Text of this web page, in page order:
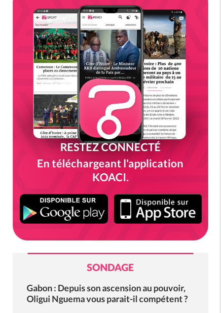
RESTEZ CONNECTÉ
En téléchargeant l'application
KOACI.
SONDAGE
Gabon : Depuis son ascension au pouvoir,
Oligui Nguema vous parait-il compétent ?